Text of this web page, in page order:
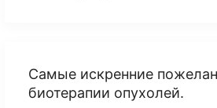
Самые искренние
биотерапии опухолей.